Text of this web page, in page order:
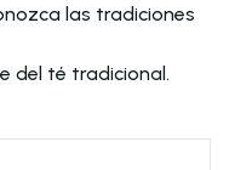
las tradiciones
del té tradicional.